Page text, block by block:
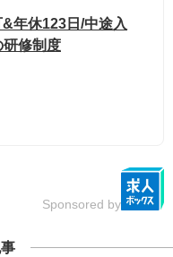
年休123日/中途入
研修制度
Sponsored by